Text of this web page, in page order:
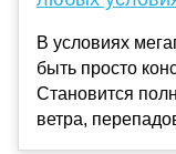
В условиях
быть просто
Становится
ветра,